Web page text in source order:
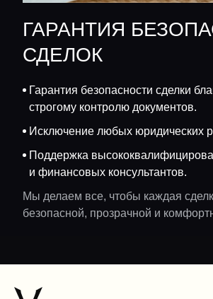
ГАРАНТИЯ
СДЕЛОК
Гарантия безопасности сделки
строгому контролю документов.
Исключение любых юридических
Поддержка
и финансовых консультантов.
Мы делаем все, чтобы каждая
безопасной, прозрачной и